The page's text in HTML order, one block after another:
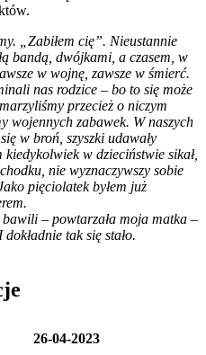
„Zabiłem cię”. Nieustannie
bandą, dwójkami, a czasem, w
w wojnę, zawsze w śmierć.
nas rodzice – bo to się może
przecież o niczym
wojennych zabawek. W naszych
w broń, szyszki udawały
w dzieciństwie sikał,
nie wyznaczywszy sobie
pięciolatek byłem już
bawili – powtarzała moja matka –
tak się stało.
26-04-2023